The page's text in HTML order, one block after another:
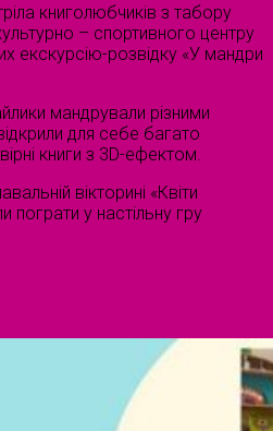
книголюбчиків з табору
– спортивного центру
екскурсію-розвідку «У мандри
мандрували різними
для себе багато
книги з 3D-ефектом.
вікторині «Квіти
пограти у настільну гру